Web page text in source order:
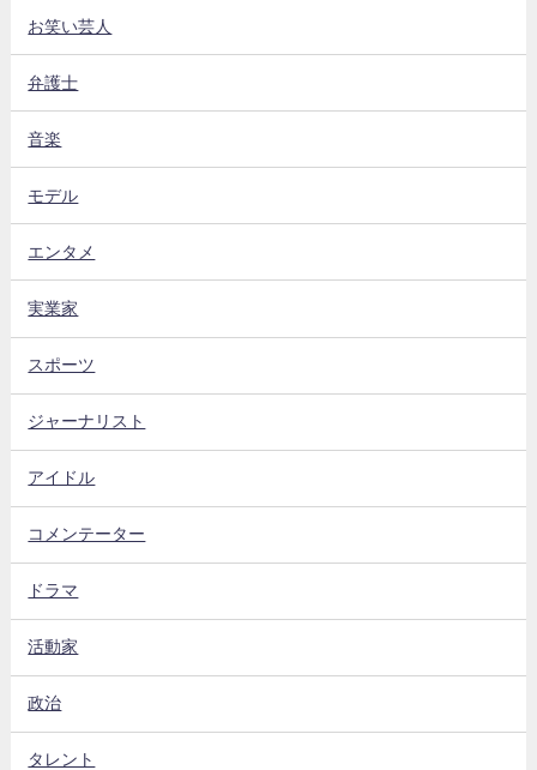
お笑い芸人
弁護士
音楽
モデル
エンタメ
実業家
スポーツ
ジャーナリスト
アイドル
コメンテーター
ドラマ
活動家
政治
タレント